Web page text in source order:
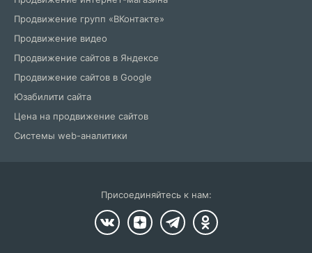
Продвижение групп «ВКонтакте»
Продвижение видео
Продвижение сайтов в Яндексе
Продвижение сайтов в Google
Юзабилити сайта
Цена на продвижение сайтов
Системы web-аналитики
Присоединяйтесь к нам: